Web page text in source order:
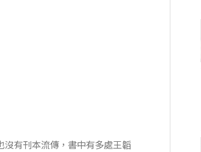
沒有刊本流傳，書中有多處王韜